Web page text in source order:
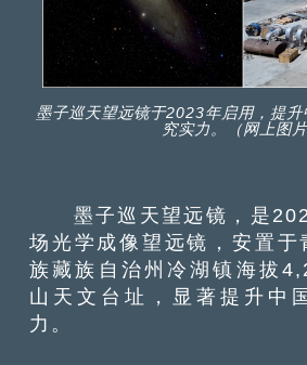
墨子巡天望远镜于2023年启用，提
究实力。（网上图片
墨子巡天望远镜，是
场光学成像望远镜，安置于
族藏族自治州冷湖镇海拔
山天文台址，显著提升中
力。